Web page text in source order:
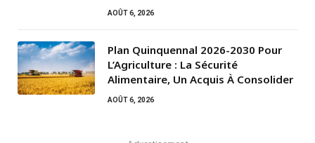
AOÛT 6, 2026
Plan Quinquennal 2026-2030 Pour
L’Agriculture : La Sécurité
Alimentaire, Un Acquis À Consolider
AOÛT 6, 2026